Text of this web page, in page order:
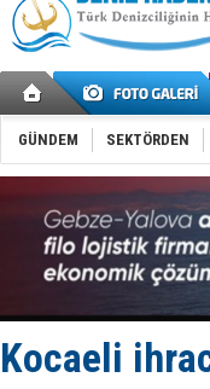
GÜNDEM SEKTÖRDEN
Kocaeli